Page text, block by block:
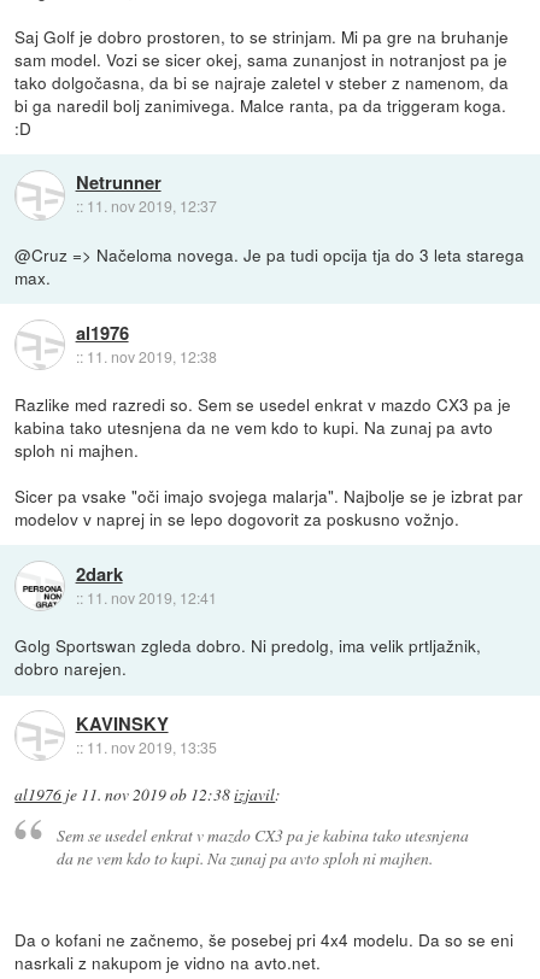
Saj Golf je dobro prostoren, to se strinjam. Mi pa gre na bruhanje
sam model. Vozi se sicer okej, sama zunanjost in notranjost pa je
tako dolgočasna, da bi se najraje zaletel v steber z namenom, da
bi ga naredil bolj zanimivega. Malce ranta, pa da triggeram koga.
:D
Netrunner
:: 11. nov 2019, 12:37
@Cruz => Načeloma novega. Je pa tudi opcija tja do 3 leta starega
max.
al1976
:: 11. nov 2019, 12:38
Razlike med razredi so. Sem se usedel enkrat v mazdo CX3 pa je
kabina tako utesnjena da ne vem kdo to kupi. Na zunaj pa avto
sploh ni majhen.
Sicer pa vsake "oči imajo svojega malarja". Najbolje se je izbrat par
modelov v naprej in se lepo dogovorit za poskusno vožnjo.
2dark
:: 11. nov 2019, 12:41
Golg Sportswan zgleda dobro. Ni predolg, ima velik prtljažnik,
dobro narejen.
KAVINSKY
:: 11. nov 2019, 13:35
al1976 je 11. nov 2019 ob 12:38izjavil:
Sem se usedel enkrat v mazdo CX3 pa je kabina tako utesnjena
da ne vem kdo to kupi. Na zunaj pa avto sploh ni majhen.
Da o kofani ne začnemo, še posebej pri 4x4 modelu. Da so se eni
nasrkali z nakupom je vidno na avto.net.